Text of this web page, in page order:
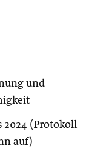
und
2024 (Protokoll
auf)